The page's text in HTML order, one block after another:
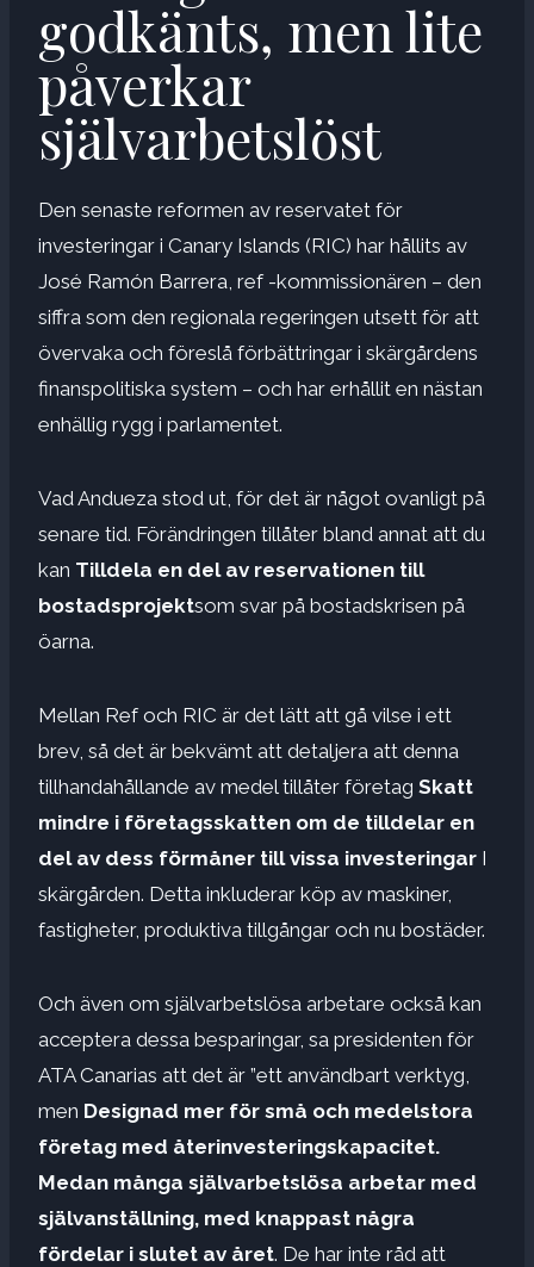
godkänts, men lite
påverkar
självarbetslöst
Den senaste reformen av reservatet för
investeringar i Canary Islands (RIC) har hållits av
José Ramón Barrera, ref -kommissionären – den
siffra som den regionala regeringen utsett för att
övervaka och föreslå förbättringar i skärgårdens
finanspolitiska system – och har erhållit en nästan
enhällig rygg i parlamentet.
Vad Andueza stod ut, för det är något ovanligt på
senare tid. Förändringen tillåter bland annat att du
kan Tilldela en del av reservationen till
bostadsprojektsom svar på bostadskrisen på
öarna.
Mellan Ref och RIC är det lätt att gå vilse i ett
brev, så det är bekvämt att detaljera att denna
tillhandahållande av medel tillåter företag Skatt
mindre i företagsskatten om de tilldelar en
del av dess förmåner till vissa investeringar I
skärgården. Detta inkluderar köp av maskiner,
fastigheter, produktiva tillgångar och nu bostäder.
Och även om självarbetslösa arbetare också kan
acceptera dessa besparingar, sa presidenten för
ATA Canarias att det är ”ett användbart verktyg,
men Designad mer för små och medelstora
företag med återinvesteringskapacitet.
Medan många självarbetslösa arbetar med
självanställning, med knappast några
fördelar i slutet av året. De har inte råd att